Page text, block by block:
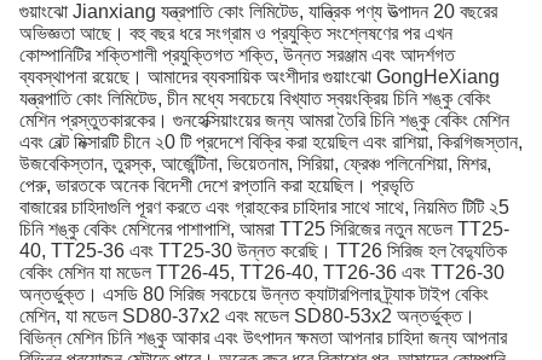
গুয়াংঝো Jianxiang যন্ত্রপাতি কোং লিমিটেড, যান্ত্রিক পণ্য উত্পাদন 20 বছরের
অভিজ্ঞতা আছে। বহু বছর ধরে সংগ্রাম ও প্রযুক্তি সংশ্লেষণের পর এখন
কোম্পানিটির শক্তিশালী প্রযুক্তিগত শক্তি, উন্নত সরঞ্জাম এবং আদর্শগত
ব্যবস্থাপনা রয়েছে। আমাদের ব্যবসায়িক অংশীদার গুয়াংঝো GongHeXiang
যন্ত্রপাতি কোং লিমিটেড, চীন মধ্যে সবচেয়ে বিখ্যাত স্বয়ংক্রিয় চিনি শঙ্কু বেকিং
মেশিন প্রস্তুতকারকের। গুনহেক্সিয়াংয়ের জন্য আমরা তৈরি চিনি শঙ্কু বেকিং মেশিন
এবং বেল্ট মিক্সারটি চীনে ২0 টি প্রদেশে বিক্রি করা হয়েছিল এবং রাশিয়া, কিরগিজস্তান,
উজবেকিস্তান, তুরস্ক, আর্জেন্টিনা, ভিয়েতনাম, সিরিয়া, ফ্রেঞ্চ পলিনেশিয়া, মিশর,
পেরু, ভারতকে অনেক বিদেশী দেশে রপ্তানি করা হয়েছিল। প্রভৃতি
বাজারের চাহিদাগুলি পূরণ করতে এবং গ্রাহকের চাহিদার সাথে সাথে, নিয়মিত টিটি ২5
চিনি শঙ্কু বেকিং মেশিনের পাশাপাশি, আমরা TT25 সিরিজের নতুন মডেল TT25-
40, TT25-36 এবং TT25-30 উন্নত করেছি। TT26 সিরিজ হল বৈদ্যুতিক
বেকিং মেশিন যা মডেল TT26-45, TT26-40, TT26-36 এবং TT26-30
অন্তর্ভুক্ত। এসডি 80 সিরিজ সবচেয়ে উন্নত ক্যাটারপিলার ট্র্যাক টাইপ বেকিং
মেশিন, যা মডেল SD80-37x2 এবং মডেল SD80-53x2 অন্তর্ভুক্ত।
বিভিন্ন মেশিন চিনি শঙ্কু আকার এবং উৎপাদন ক্ষমতা আপনার চাহিদা জন্য আপনার